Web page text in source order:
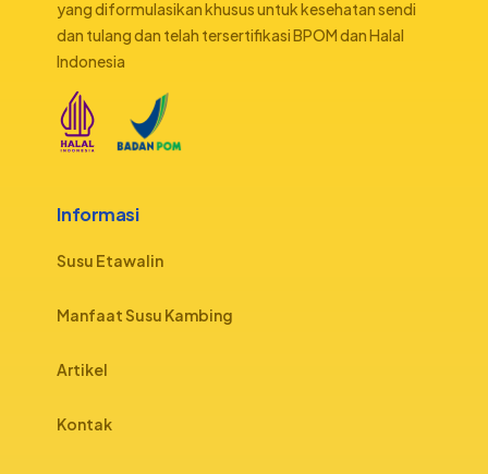
yang diformulasikan khusus untuk kesehatan sendi
dan tulang dan telah tersertifikasi BPOM dan Halal
Indonesia
Informasi
Susu Etawalin
Manfaat Susu Kambing
Artikel
Kontak